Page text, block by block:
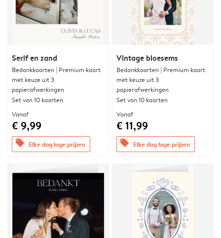
Serif en zand
Bedankkaarten | Premium kaart
met keuze uit 3
papierafwerkingen
Set van 10 kaarten
Vanaf
€ 9,99
offers Elke dag lage prijzen
Vintage bloesems
Bedankkaarten | Premium kaart
met keuze uit 3
papierafwerkingen
Set van 10 kaarten
Vanaf
€ 11,99
offers Elke dag lage prijzen